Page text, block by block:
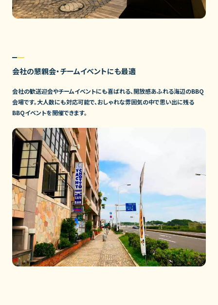
会社の懇親会・チームイベントにも最適
会社の歓送迎会やチームイベントにも喜ばれる、開放感あふれる海辺のBBQ
会場です。大人数にも対応可能で、おしゃれな雰囲気の中で思い出に残る
BBQイベントを開催できます。